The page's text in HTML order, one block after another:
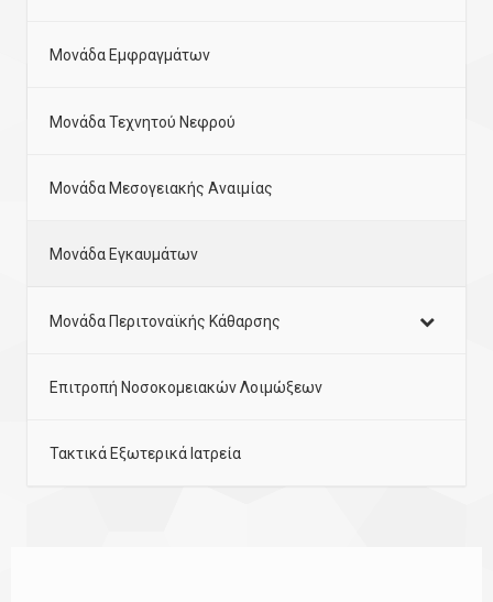
Μονάδα Εμφραγμάτων
Μονάδα Τεχνητού Νεφρού
Μονάδα Μεσογειακής Αναιμίας
Μονάδα Εγκαυμάτων
Μονάδα Περιτοναϊκής Κάθαρσης
Επιτροπή Νοσοκομειακών Λοιμώξεων
Τακτικά Εξωτερικά Ιατρεία